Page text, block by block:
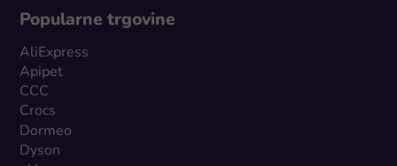
Popularne trgovine
AliExpress
Apipet
CCC
Crocs
Dormeo
Dyson